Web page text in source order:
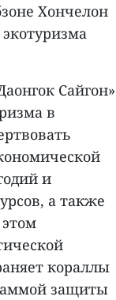
Хончелон
Сайгон»
в
и
а также
кораллы
защиты